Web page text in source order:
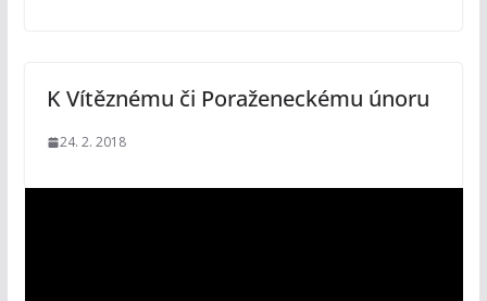
K Vítěznému či Poraženeckému únoru
24. 2. 2018